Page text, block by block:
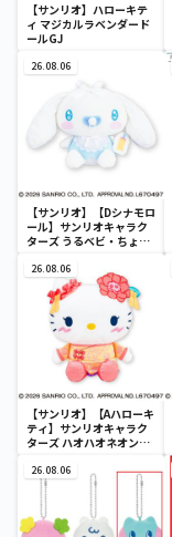
【サンリオ】ハローキテ
ィ マジカルラベンダード
ールGJ
26.08.06
【サンリオ】【Dシナモロ
ール】サンリオキャラク
ターズ うるベビ・ちょい
26.08.06
【サンリオ】【Aハローキ
ティ】サンリオキャラク
ターズ ハオハオネオンタ
26.08.06